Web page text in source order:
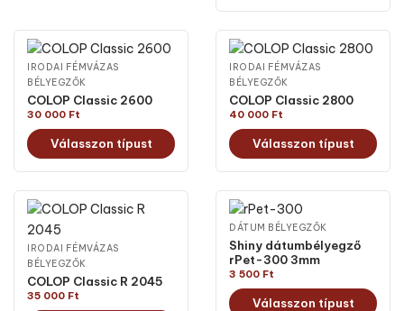
IRODAI FÉMVÁZAS
BÉLYEGZŐK
COLOP Classic 2600
30 000 Ft
Válasszon típust
IRODAI FÉMVÁZAS
BÉLYEGZŐK
COLOP Classic 2800
40 000 Ft
Válasszon típust
IRODAI FÉMVÁZAS
BÉLYEGZŐK
COLOP Classic R 2045
35 000 Ft
DÁTUM BÉLYEGZŐK
Shiny dátumbélyegző
rPet-300 3mm
3 500 Ft
Válasszon típust